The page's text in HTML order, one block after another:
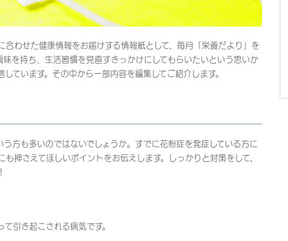
合わせた健康情報をお届けする情報紙として、毎月「栄養だより」を
を持ち、生活習慣を見直すきっかけにしてもらいたいという思いか
ています。その中から一部内容を編集してご紹介します。
方も多いのではないでしょうか。すでに花粉症を発症している方に
押さえてほしいポイントをお伝えします。しっかりと対策をして、
て引き起こされる病気です。